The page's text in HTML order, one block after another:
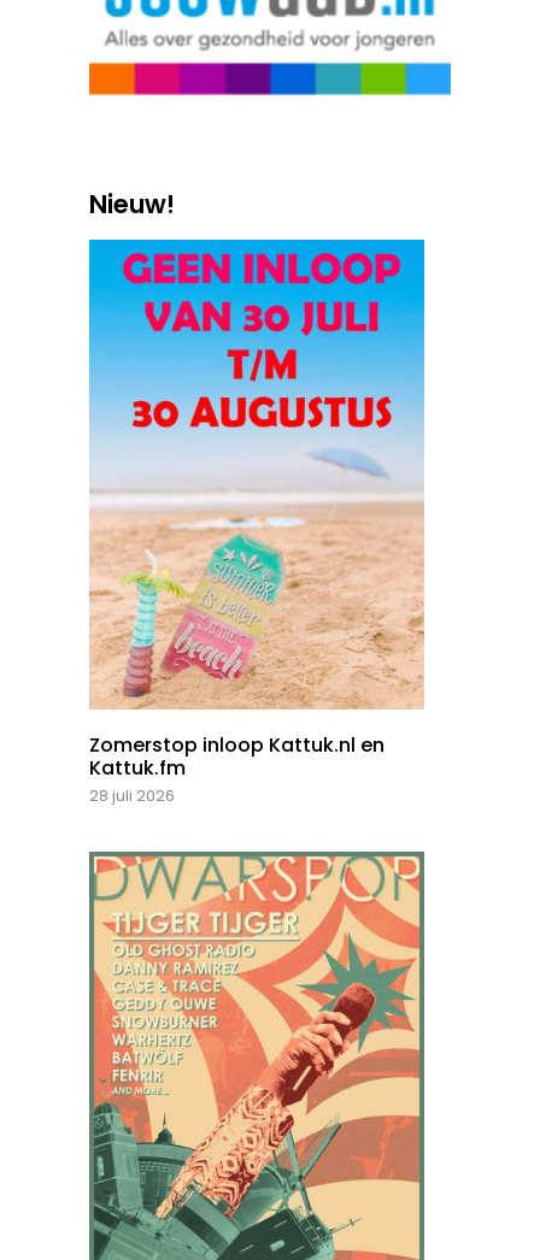
Nieuw!
Zomerstop inloop Kattuk.nl en
Kattuk.fm
28 juli 2026